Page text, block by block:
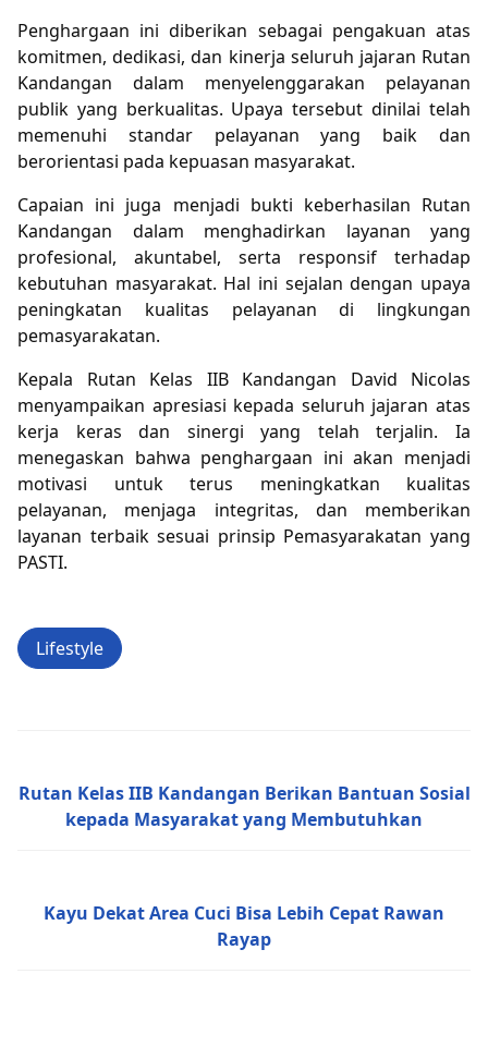
Penghargaan ini diberikan sebagai pengakuan atas
komitmen, dedikasi, dan kinerja seluruh jajaran Rutan
Kandangan dalam menyelenggarakan pelayanan
publik yang berkualitas. Upaya tersebut dinilai telah
memenuhi standar pelayanan yang baik dan
berorientasi pada kepuasan masyarakat.
Capaian ini juga menjadi bukti keberhasilan Rutan
Kandangan dalam menghadirkan layanan yang
profesional, akuntabel, serta responsif terhadap
kebutuhan masyarakat. Hal ini sejalan dengan upaya
peningkatan kualitas pelayanan di lingkungan
pemasyarakatan.
Kepala Rutan Kelas IIB Kandangan David Nicolas
menyampaikan apresiasi kepada seluruh jajaran atas
kerja keras dan sinergi yang telah terjalin. Ia
menegaskan bahwa penghargaan ini akan menjadi
motivasi untuk terus meningkatkan kualitas
pelayanan, menjaga integritas, dan memberikan
layanan terbaik sesuai prinsip Pemasyarakatan yang
PASTI.
Lifestyle
Rutan Kelas IIB Kandangan Berikan Bantuan Sosial
kepada Masyarakat yang Membutuhkan
Kayu Dekat Area Cuci Bisa Lebih Cepat Rawan
Rayap